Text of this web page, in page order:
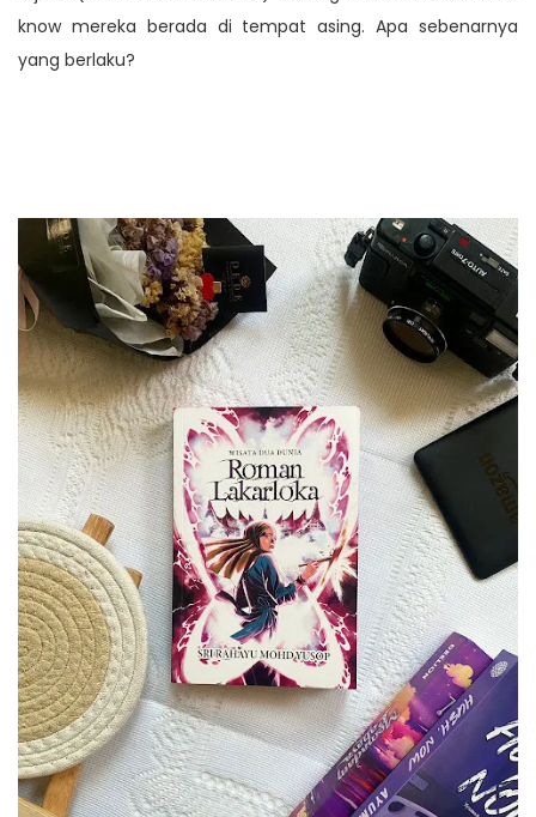
know mereka berada di tempat asing. Apa sebenarnya
yang berlaku?